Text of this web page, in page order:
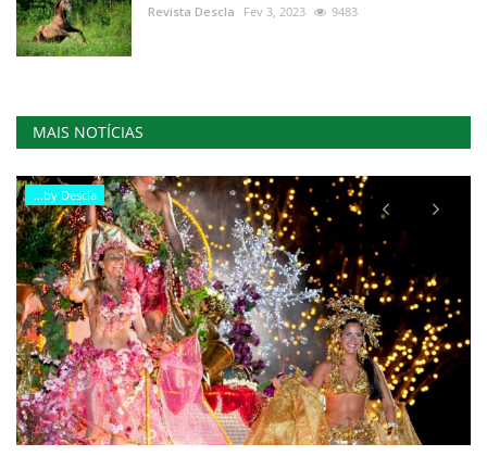
Revista Descla Fev 3, 2023 9483
MAIS NOTÍCIAS
...by Descla